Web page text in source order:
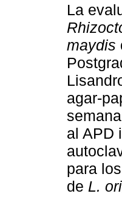
La
maydis
agar-
al APD
para
de L.